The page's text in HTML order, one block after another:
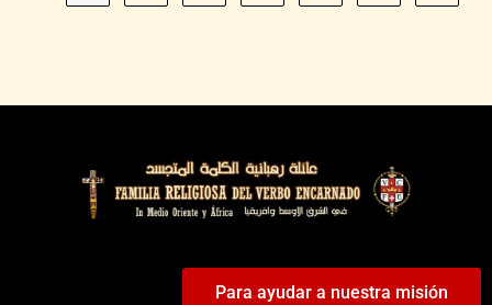
Para ayudar a nuestra misión